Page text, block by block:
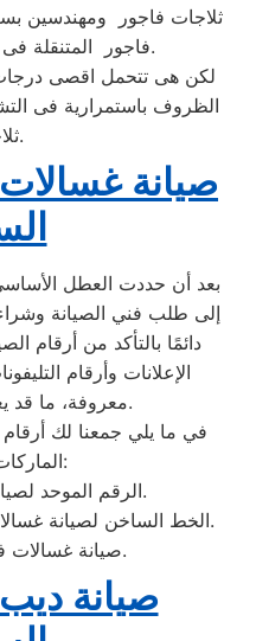
ثلاجات فاجور ومهندسين
فاجور المتنقلة فى جميع محافظات السويس.
لكن هى تتحمل اقصى
الظروف باستمرارية فى
ثلاجات اخر.
صيانة غسالات
بعد أن حددت العطل الأساسي
إلى طلب فني الصيانة
دائمًا بالتأكد من أرقام
الإعلانات وأرقام
معروفة، ما قد يعرضك لعمليات النصب.
في ما يلي جمعنا لك أرقام
الماركات في السويس:
الرقم الموحد لصيانة فاجور 01010916814.
الخط الساخن لصيانة غسالات ملابس فاجور 01210999852.
صيانة غسالات فاجور 01096922100.
صيانة